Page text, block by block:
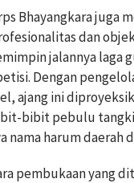
Bhayangkara juga
dan
jalannya laga
Dengan
ajang ini
bibit pebulu
nama harum daerah
pembukaan yang